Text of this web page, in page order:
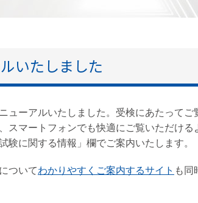
いたしました
ューアルいたしました。受検にあたって
スマートフォンでも快適にご覧いただけ
に関する情報」欄でご案内いたします。
ついてわかりやすくご案内するサイト も同